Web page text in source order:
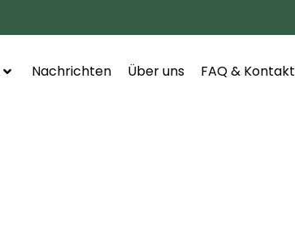
Nachrichten Über uns FAQ & Kontakt